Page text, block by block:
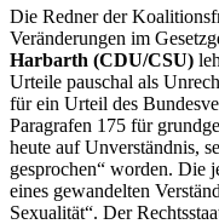
Die Redner der
Veränderungen im
Harbarth (CDU/CSU)
Urteile pauschal als
für ein Urteil des
Paragrafen 175 für
heute auf Unverständnis,
gesprochen“ worden. Die
eines gewandelten
Sexualität“. Der